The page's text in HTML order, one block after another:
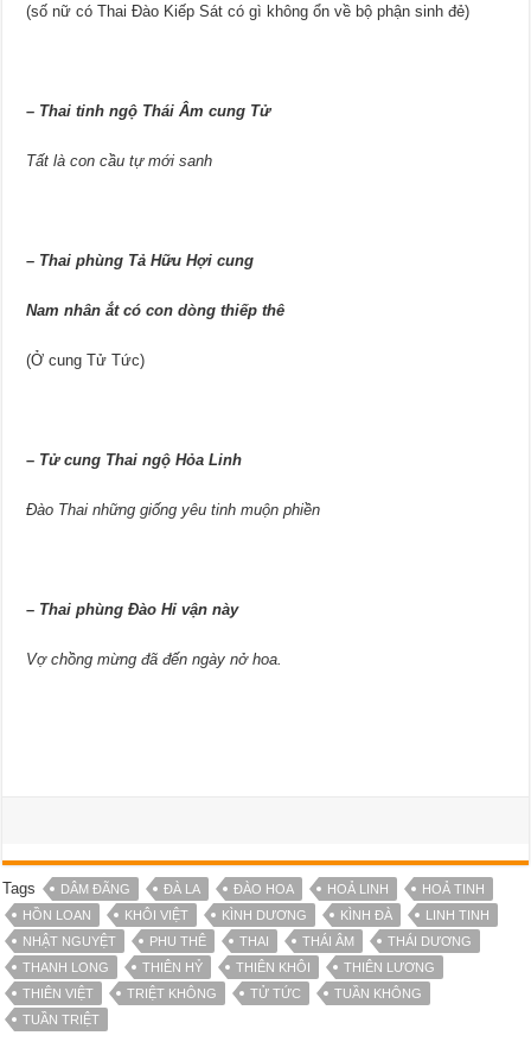
(số nữ có Thai Đào Kiếp Sát có gì không ổn về bộ phận sinh đẻ)
– Thai tinh ngộ Thái Âm cung Tử
Tất là con cầu tự mới sanh
– Thai phùng Tả Hữu Hợi cung
Nam nhân ắt có con dòng thiếp thê
(Ở cung Tử Tức)
– Tử cung Thai ngộ Hỏa Linh
Đào Thai những giống yêu tinh muộn phiền
– Thai phùng Đào Hỉ vận này
Vợ chồng mừng đã đến ngày nở hoa.
Tags DÂM ĐÃNG ĐÀ LA ĐÀO HOA HOẢ LINH
HOẢ TINH
HỒN LOAN
KHÔI VIỆT KÌNH DƯƠNG KÌNH ĐÀ
LINH TINH
NHẬT NGUYỆT
PHU THÊ THAI THÁI ÂM
THÁI DƯƠNG
THANH LONG
THIÊN HỶ THIÊN KHÔI
THIÊN LƯƠNG
THIÊN VIỆT
TRIỆT KHÔNG TỬ TỨC
TUẦN KHÔNG
TUẦN TRIỆT